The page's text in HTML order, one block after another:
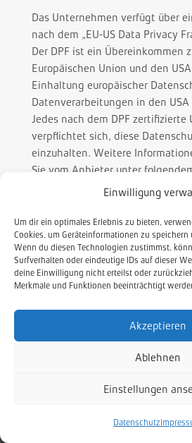
Einwilligung
Um dir ein optimales Erlebnis zu bieten,
Cookies, um Geräteinformationen zu
Wenn du diesen Technologien zustimmst,
Surfverhalten oder eindeutige IDs auf dieser
deine Einwilligung nicht erteilst oder
Merkmale und Funktionen beeinträchtigt
Akzeptieren
Ablehnen
Einstellungen
Datenschutz
Das Unternehmen verfügt über
nach dem „EU-US Data Privacy
Der DPF ist ein Übereinkommen
Europäischen Union und den
Einhaltung europäischer
Datenverarbeitungen in den
Jedes nach dem DPF zertifizierte
verpflichtet sich, diese
einzuhalten. Weitere
Sie vom Anbieter unter
https://
Quelle:https://www.e-recht24.de
T +49 37465